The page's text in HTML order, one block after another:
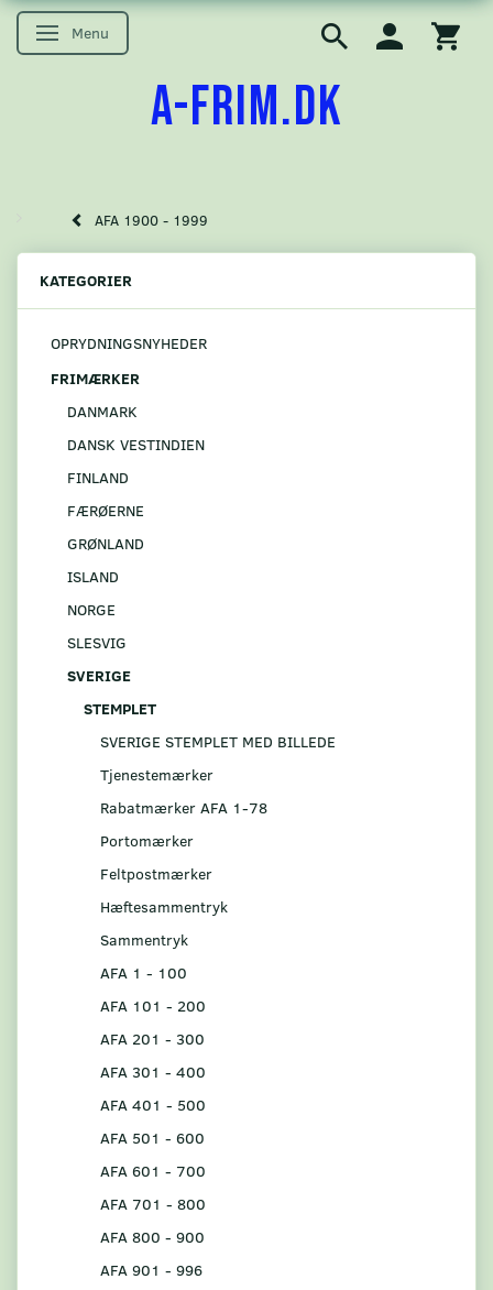
Skifte navigation
Menu
A-FRIM.DK
AFA 1900 - 1999
KATEGORIER
OPRYDNINGSNYHEDER
FRIMÆRKER
DANMARK
DANSK VESTINDIEN
FINLAND
FÆRØERNE
GRØNLAND
ISLAND
NORGE
SLESVIG
SVERIGE
STEMPLET
SVERIGE STEMPLET MED BILLEDE
Tjenestemærker
Rabatmærker AFA 1-78
Portomærker
Feltpostmærker
Hæftesammentryk
Sammentryk
AFA 1 - 100
AFA 101 - 200
AFA 201 - 300
AFA 301 - 400
AFA 401 - 500
AFA 501 - 600
AFA 601 - 700
AFA 701 - 800
AFA 800 - 900
AFA 901 - 996